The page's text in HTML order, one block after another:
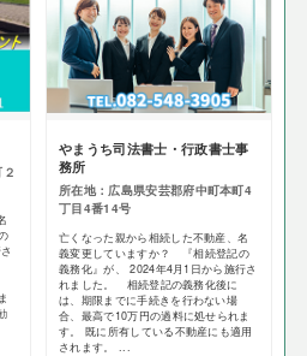
やまうち司法書士・行政書士事
務所
所在地：広島県安芸郡府中町本町4
丁目4番14号
亡くなった親から相続した不動産、名
義変更していますか？ 『相続登記の
義務化』が、 2024年4月1日から施行さ
れました。 相続登記の義務化後に
は、期限までに手続きを行わない場
合、最高で10万円の過料に処せられま
す。 既に所有している不動産にも適用
されます。 ...